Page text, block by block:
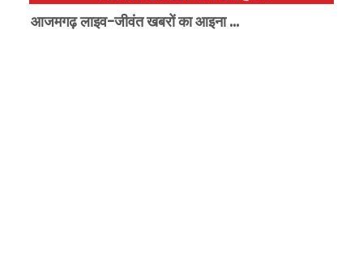
आजमगढ़ लाइव-जीवंत खबरों का आइना ...